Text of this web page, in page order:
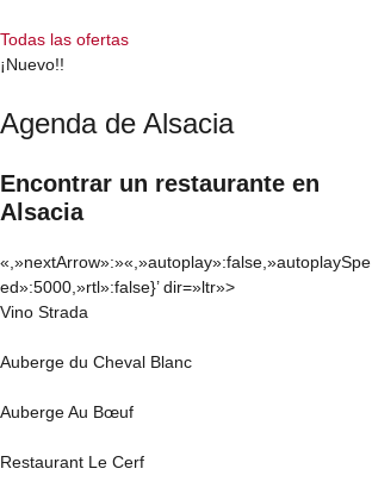
Todas las ofertas
¡Nuevo!!
Agenda de Alsacia
Encontrar un restaurante en
Alsacia
«,»nextArrow»:»«,»autoplay»:false,»autoplaySpe
ed»:5000,»rtl»:false}’ dir=»ltr»>
Vino Strada
Auberge du Cheval Blanc
Auberge Au Bœuf
Restaurant Le Cerf